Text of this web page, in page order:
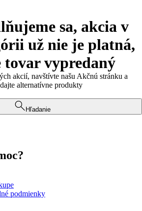
sa, akcia v
už nie je platná,
tovar vypredaný
akcií, navštívte našu Akčnú stránku a
alternatívne produkty
Hľadanie
podmienky